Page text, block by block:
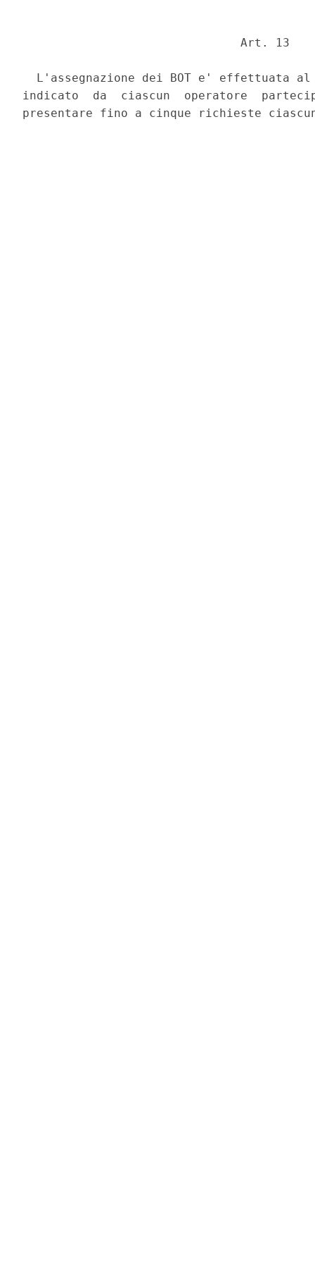
                               Art. 13
L'assegnazione dei BOT e' effettuata
indicato  da  ciascun  operatore